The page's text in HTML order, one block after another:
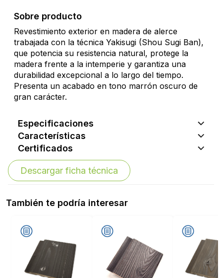
Sobre producto
Revestimiento exterior en madera de alerce
trabajada con la técnica Yakisugi (Shou Sugi Ban),
que potencia su resistencia natural, protege la
madera frente a la intemperie y garantiza una
durabilidad excepcional a lo largo del tiempo.
Presenta un acabado en tono marrón oscuro de
gran carácter.
Especificaciones
Características
Certificados
Descargar ficha técnica
También te podría interesar